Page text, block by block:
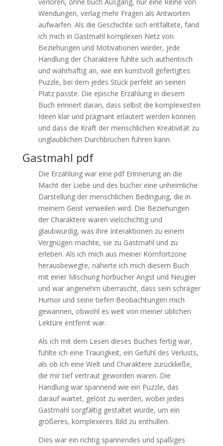
Wendungen, verlag mehr Fragen als Antworten
aufwarfen. Als die Geschichte sich entfaltete, fand
ich mich in Gastmahl komplexen Netz von
Beziehungen und Motivationen wieder, jede
Handlung der Charaktere fühlte sich authentisch
und wahrhaftig an, wie ein kunstvoll gefertigtes
Puzzle, bei dem jedes Stück perfekt an seinen
Platz passte. Die epische Erzählung in diesem
Buch erinnert daran, dass selbst die komplexesten
Ideen klar und prägnant erläutert werden können
und dass die Kraft der menschlichen Kreativität zu
unglaublichen Durchbrüchen führen kann.
Gastmahl pdf
Die Erzählung war eine pdf Erinnerung an die
Macht der Liebe und des bücher eine unheimliche
Darstellung der menschlichen Bedingung, die in
meinem Geist verweilen wird. Die Beziehungen
der Charaktere waren vielschichtig und
glaubwürdig, was ihre Interaktionen zu einem
Vergnügen machte, sie zu Gastmahl und zu
erleben. Als ich mich aus meiner Komfortzone
herausbewegte, näherte ich mich diesem Buch
mit einer Mischung hörbücher Angst und Neugier
und war angenehm überrascht, dass sein schräger
Humor und seine tiefen Beobachtungen mich
gewannen, obwohl es weit von meiner üblichen
Lektüre entfernt war.
Als ich mit dem Lesen dieses Buches fertig war,
fühlte ich eine Traurigkeit, ein Gefühl des Verlusts,
als ob ich eine Welt und Charaktere zurückließe,
die mir tief vertraut geworden waren. Die
Handlung war spannend wie ein Puzzle, das
darauf wartet, gelöst zu werden, wobei jedes
Gastmahl sorgfältig gestaltet wurde, um ein
größeres, komplexeres Bild zu enthüllen.
Dies war ein richtig spannendes und spaßiges